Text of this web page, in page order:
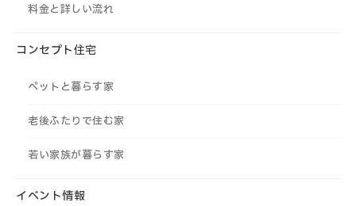
料金と詳しい流れ
コンセプト住宅
ペットと暮らす家
老後ふたりで住む家
若い家族が暮らす家
イベント情報